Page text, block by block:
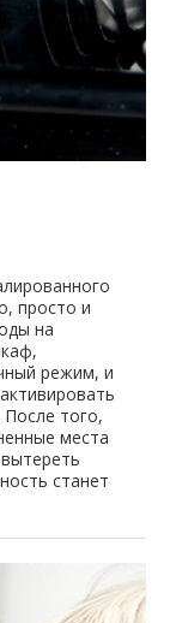
просто и
на
режим, и
После того,
места
станет